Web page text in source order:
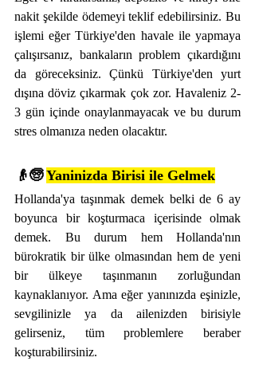
nakit şekilde ödemeyi teklif edebilirsiniz. Bu
işlemi eğer Türkiye'den havale ile yapmaya
çalışırsanız, bankaların problem çıkardığını
da göreceksiniz. Çünkü Türkiye'den yurt
dışına döviz çıkarmak çok zor. Havaleniz 2-
3 gün içinde onaylanmayacak ve bu durum
stres olmanıza neden olacaktır.
👴🧓 Yaninizda Birisi ile Gelmek
Hollanda'ya taşınmak demek belki de 6 ay
boyunca bir koşturmaca içerisinde olmak
demek. Bu durum hem Hollanda'nın
bürokratik bir ülke olmasından hem de yeni
bir ülkeye taşınmanın zorluğundan
kaynaklanıyor. Ama eğer yanınızda eşinizle,
sevgilinizle ya da ailenizden birisiyle
gelirseniz, tüm problemlere beraber
koşturabilirsiniz.